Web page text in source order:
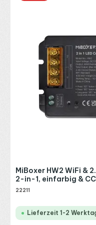
MiBoxer HW2 WiFi &
2-in-1, einfarbig &
22211
Lieferzeit 1-2